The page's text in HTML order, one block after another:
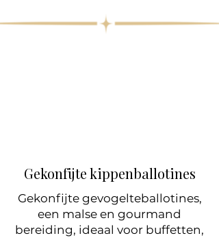
Gekonfijte kippenballotines
Gekonfijte gevogelteballotines,
een malse en gourmand
bereiding, ideaal voor buffetten,